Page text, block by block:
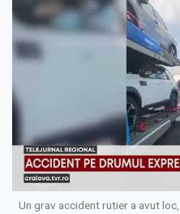
Un grav accident rutier a avut